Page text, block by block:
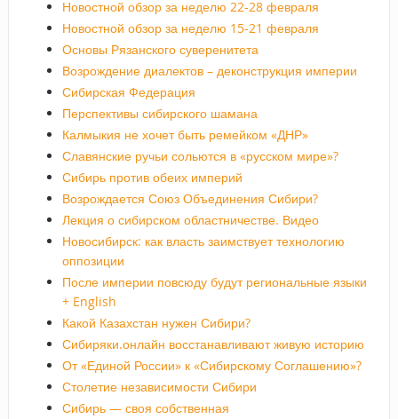
Новостной обзор за неделю 22-28 февраля
Новостной обзор за неделю 15-21 февраля
Основы Рязанского суверенитета
Возрождение диалектов – деконструкция империи
Сибирская Федерация
Перспективы сибирского шамана
Калмыкия не хочет быть ремейком «ДНР»
Славянские ручьи сольются в «русском мире»?
Сибирь против обеих империй
Возрождается Союз Объединения Сибири?
Лекция о сибирском областничестве. Видео
Новосибирск: как власть заимствует технологию
оппозиции
После империи повсюду будут региональные языки
+ English
Какой Казахстан нужен Сибири?
Сибиряки.онлайн восстанавливают живую историю
От «Единой России» к «Сибирскому Соглашению»?
Столетие независимости Сибири
Сибирь — своя собственная